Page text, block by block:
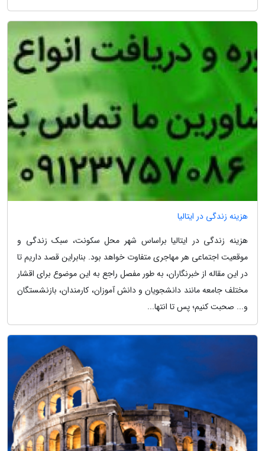
هزینه زندگی در ایتالیا
هزینه زندگی در ایتالیا براساس شهر محل سکونت، سبک زندگی و
موقعیت اجتماعی هر مهاجری متفاوت خواهد بود. بنابراین قصد داریم تا
در این مقاله از خبرنگاران، به طور مفصل راجع به این موضوع برای اقشار
مختلف جامعه مانند دانشجویان و دانش آموزان، کارمندان، بازنشستگان
و... صحبت کنیم؛ پس تا انتها...